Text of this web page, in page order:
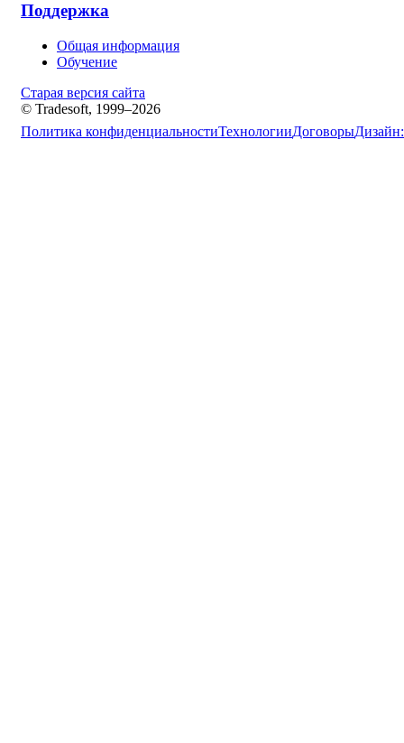
Поддержка
Общая информация
Обучение
Старая версия сайта
© Tradesoft, 1999–2026
Политика конфиденциальностиТехнологииДоговорыДизайн: